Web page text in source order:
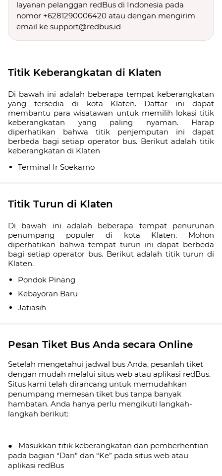
layanan pelanggan redBus di Indonesia pada
nomor +6281290006420 atau dengan mengirim
email ke support@redbus.id
Titik Keberangkatan di Klaten
Di bawah ini adalah beberapa tempat keberangkatan
yang tersedia di kota Klaten. Daftar ini dapat
membantu para wisatawan untuk memilih lokasi titik
keberangkatan yang paling nyaman. Harap
diperhatikan bahwa titik penjemputan ini dapat
berbeda bagi setiap operator bus. Berikut adalah titik
keberangkatan di Klaten
Terminal Ir Soekarno
Titik Turun di Klaten
Di bawah ini adalah beberapa tempat penurunan
penumpang populer di kota Klaten. Mohon
diperhatikan bahwa tempat turun ini dapat berbeda
bagi setiap operator bus. Berikut adalah titik turun di
Klaten.
Pondok Pinang
Kebayoran Baru
Jatiasih
Pesan Tiket Bus Anda secara Online
Setelah mengetahui jadwal bus Anda, pesanlah tiket
dengan mudah melalui situs web atau aplikasi redBus.
Situs kami telah dirancang untuk memudahkan
penumpang memesan tiket bus tanpa banyak
hambatan. Anda hanya perlu mengikuti langkah-
langkah berikut:
● Masukkan titik keberangkatan dan pemberhentian
pada bagian “Dari” dan “Ke” pada situs web atau
aplikasi redBus